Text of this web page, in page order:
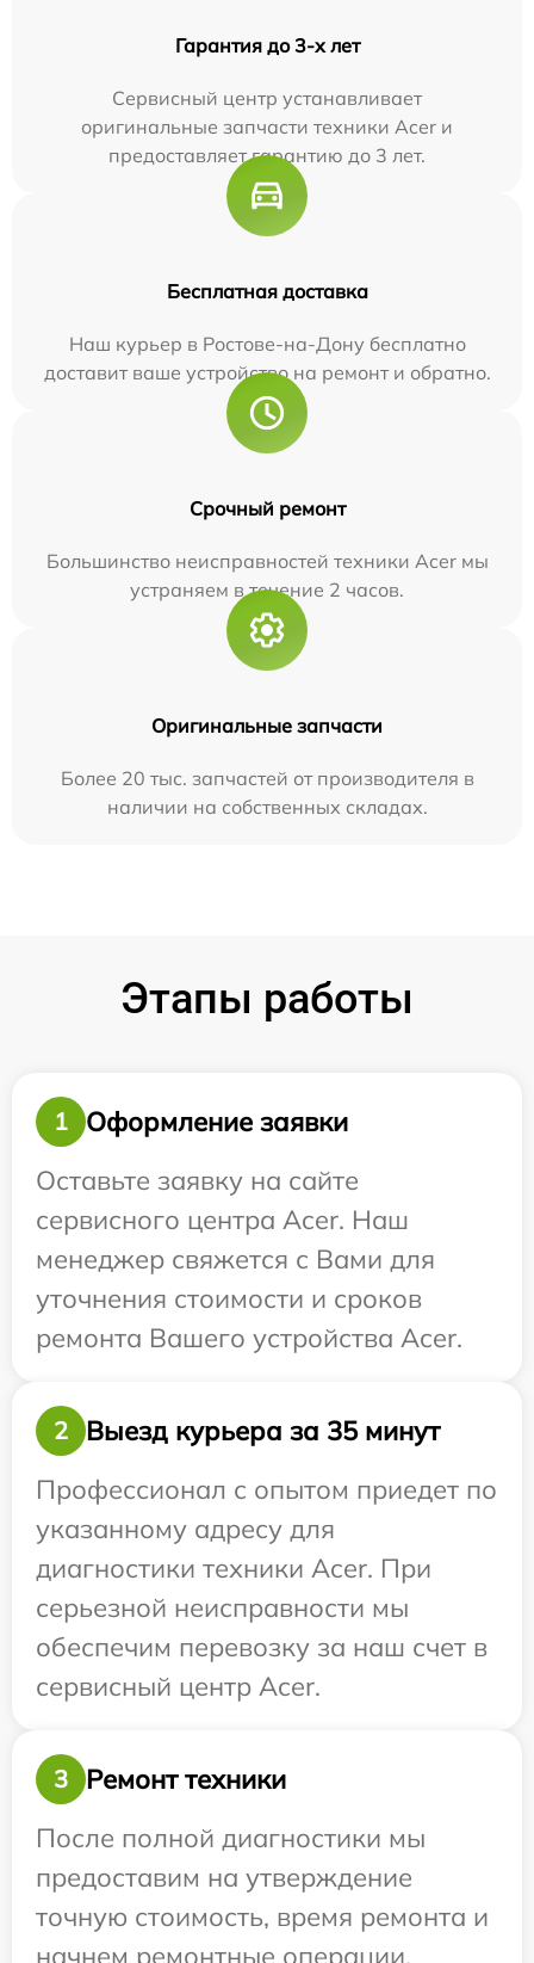
Гарантия до 3-х лет
Сервисный центр устанавливает
оригинальные запчасти техники Acer и
предоставляет гарантию до 3 лет.
Бесплатная доставка
Наш курьер в Ростове-на-Дону бесплатно
доставит ваше устройство на ремонт и обратно.
Срочный ремонт
Большинство неисправностей техники Acer мы
устраняем в течение 2 часов.
Оригинальные запчасти
Более 20 тыс. запчастей от производителя в
наличии на собственных складах.
Этапы работы
1
Оформление заявки
Оставьте заявку на сайте
сервисного центра Acer. Наш
менеджер свяжется с Вами для
уточнения стоимости и сроков
ремонта Вашего устройства Acer.
2
Выезд курьера за 35 минут
Профессионал с опытом приедет по
указанному адресу для
диагностики техники Acer. При
серьезной неисправности мы
обеспечим перевозку за наш счет в
сервисный центр Acer.
3
Ремонт техники
После полной диагностики мы
предоставим на утверждение
точную стоимость, время ремонта и
начнем ремонтные операции.